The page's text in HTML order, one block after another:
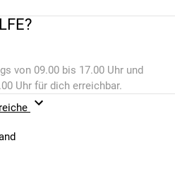
von 09.00 bis 17.00 Uhr und
Uhr für dich erreichbar.